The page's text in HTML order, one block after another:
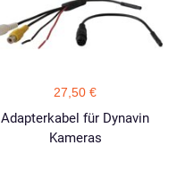
27,50 €
Adapterkabel für Dynavin
Kameras